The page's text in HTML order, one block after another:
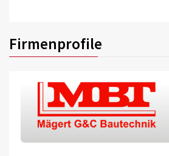
Firmenprofile